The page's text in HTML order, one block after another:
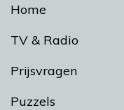
Home
TV & Radio
Prijsvragen
Puzzels